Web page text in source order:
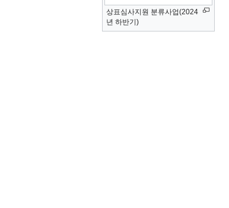
상표심사지원 분류사업(2024
년 하반기)